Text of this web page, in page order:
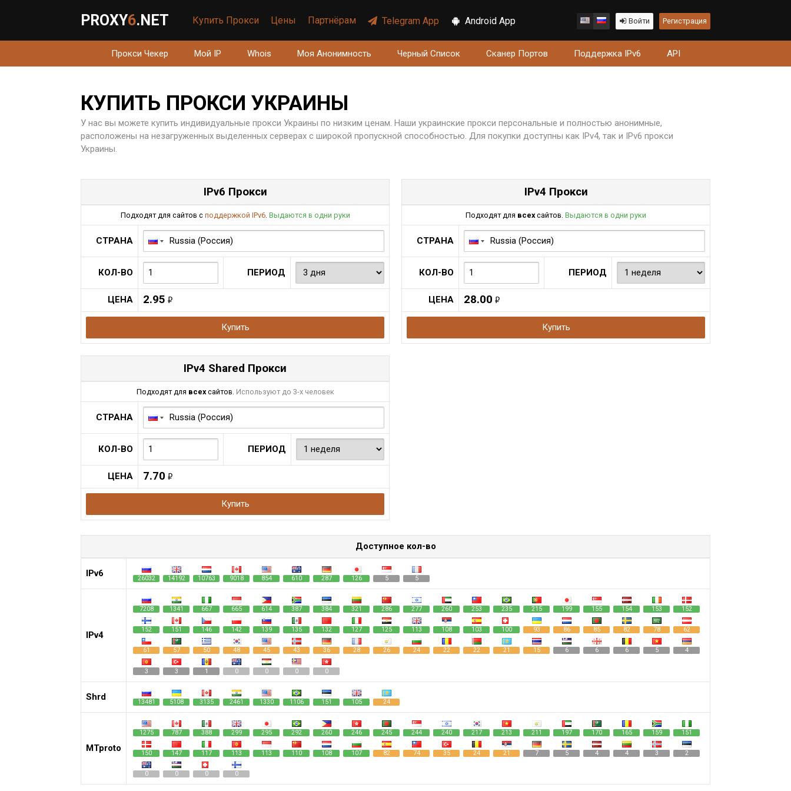
PROXY6.NET Купить Прокси Цены Партнёрам Telegram App Android App Войти Регистрация
Прокси Чекер Мой IP Whois Моя Анонимность Черный Список Сканер Портов Поддержка IPv6 API
КУПИТЬ ПРОКСИ УКРАИНЫ
У нас вы можете купить индивидуальные прокси Украины по низким ценам. Наши украинские прокси персональные и полностью анонимные,
расположены на незагруженных выделенных серверах с широкой пропускной способностью. Для покупки доступны как IPv4, так и IPv6 прокси
Украины.
IPv6 Прокси
Подходят для сайтов с поддержкой IPv6. Выдаются в одни руки
СТРАНА
КОЛ-ВО ПЕРИОД
ЦЕНА 2.95 руб.
Купить
IPv4 Прокси
Подходят для всехсайтов. Выдаются в одни руки
СТРАНА
КОЛ-ВО ПЕРИОД
ЦЕНА 28.00 руб.
Купить
IPv4 Shared Прокси
Подходят для всехсайтов. Используют до 3-х человек
СТРАНА
КОЛ-ВО ПЕРИОД
ЦЕНА 7.70 руб.
Купить
Доступное кол-во
IPv6 26032 14192 10763 9018 854 610 287 126 5 5
IPv4
7208 1341 667 665 614 387 384 321 286 277 260 253 235 215 199 155 154 153 152
152 151 146 142 139 135 132 127 125 113 108 103 100 93 86 85 82 78 62
61 57 50 48 45 43 36 28 26 24 22 22 21 15 6 6 6 5 4
3 3 1 0 0 0 0
Shrd 13481 5108 3135 2461 1330 1106 151 105 24
MTproto
1275 787 388 299 295 292 260 246 245 244 240 217 213 211 197 170 165 159 151
150 147 117 113 113 110 108 107 82 74 35 24 21 7 5 4 4 3 2
0 0 0 0